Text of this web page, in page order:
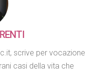
scrive per vocazione
casi della vita che